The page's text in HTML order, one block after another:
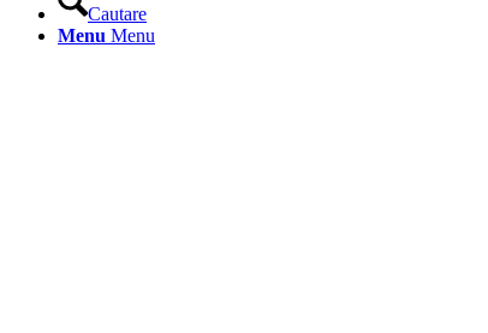
Cautare
Menu Menu